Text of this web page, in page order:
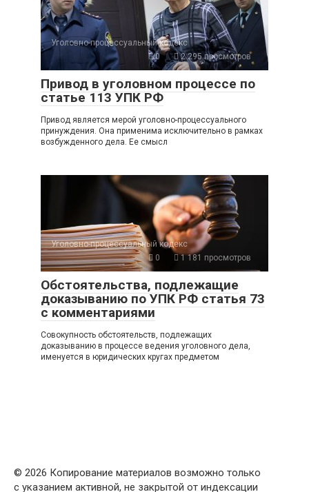
Уголовно-процессуальный кодекс
0
2 295 просмотров
Привод в уголовном процессе по
статье 113 УПК РФ
Привод является мерой уголовно-процессуального
принуждения. Она применима исключительно в рамках
возбужденного дела. Ее смысл
Уголовно-процессуальный кодекс
0
1 181 просмотров
Обстоятельства, подлежащие
доказыванию по УПК РФ статья 73
с комментариями
Совокупность обстоятельств, подлежащих
доказыванию в процессе ведения уголовного дела,
именуется в юридических кругах предметом
© 2026 Копирование материалов возможно только
с указанием активной, не закрытой от индексации